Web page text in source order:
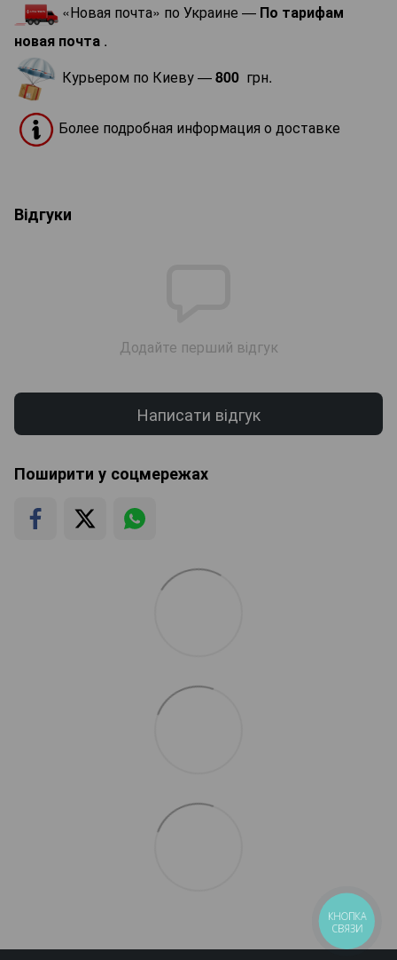
«Новая почта» по Украине — По тарифам
новая почта .
Курьером по Киеву —800 грн.
Более подробная информация о доставке
Відгуки
Додайте перший відгук
Написати відгук
Поширити у соцмережах
КНОПКА
СВЯЗИ